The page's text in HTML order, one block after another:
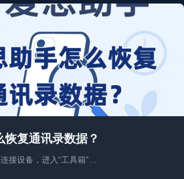
恢复通讯录数据？
接设备，进入“工具箱”…